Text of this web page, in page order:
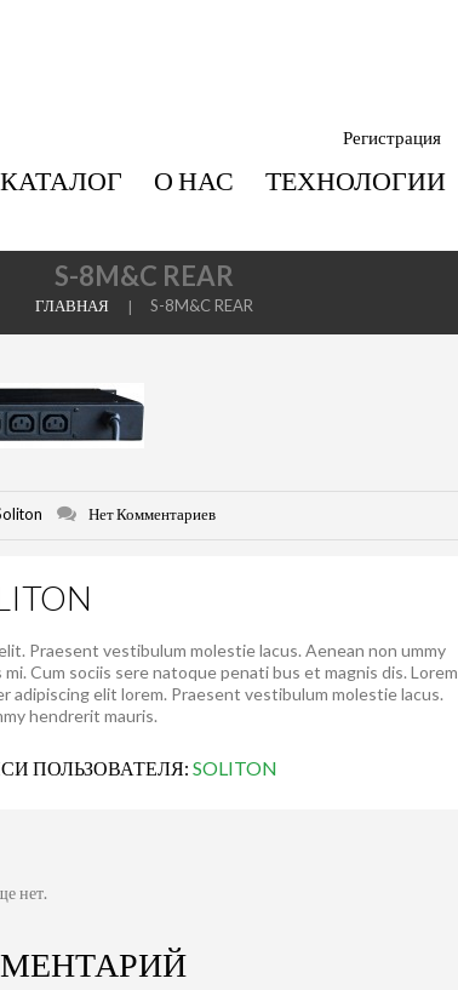
Регистрация
КАТАЛОГ О НАС ТЕХНОЛОГИИ
S-8M&C REAR
ГЛАВНАЯ S-8M&C REAR
Нет Комментариев
Praesent vestibulum molestie lacus. Aenean non ummy
Cum sociis sere natoque penati bus et magnis dis. Lorem
adipiscing elit lorem. Praesent vestibulum molestie lacus.
hendrerit mauris.
ПОЛЬЗОВАТЕЛЯ: SOLITON
нет.